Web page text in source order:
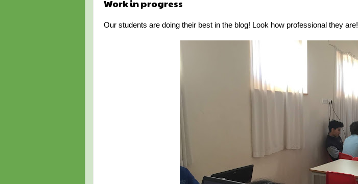
Work in progress
Our students are doing their best in the blog! Look how professional they are!